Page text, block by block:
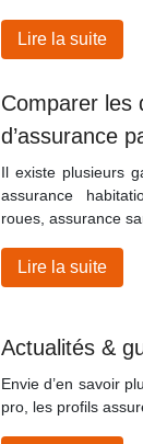
Lire la suite
Comparer les
d’assurance
Il existe plusieurs
assurance
roues, assurance
Lire la suite
Actualités &
Envie d’en savoir
pro, les profils